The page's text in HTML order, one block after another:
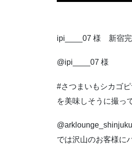
ipi____07 様 新宿完
@ipi____07 様
#さつまいもシカゴ
を美味しそうに撮っ
@arklounge_shinjuku
では沢山のお客様に